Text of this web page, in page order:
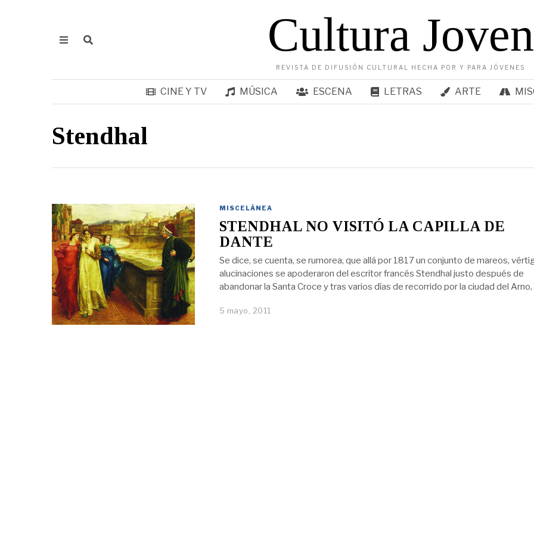
Cultura Joven
REVISTA DE DIFUSIÓN CULTURAL HECHA POR Y PARA JÓVENES
CINE Y TV MÚSICA ESCENA LETRAS ARTE
Stendhal
MISCELÁNEA
STENDHAL NO VISITÓ LA CAPILLA DE
DANTE
Se dice, se cuenta, se rumorea, que allá por 1817 un conjunto de mareos,
alucinaciones se apoderaron del escritor francés Stendhal justo después de
abandonar la Santa Croce y tras varios días de recorrido por la ciudad del Arno,
5 mayo, 2011